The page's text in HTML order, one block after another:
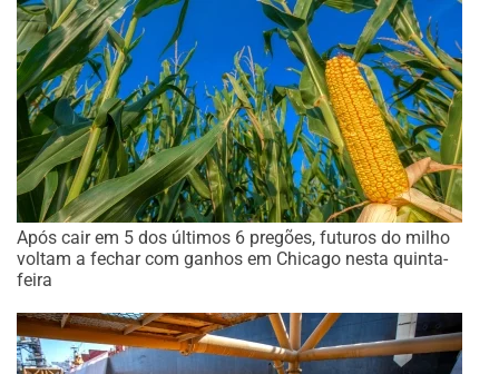
Após cair em 5 dos últimos 6 pregões, futuros do milho
voltam a fechar com ganhos em Chicago nesta quinta-
feira